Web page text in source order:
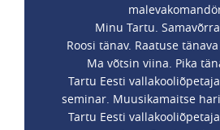
Minu Tartu.
Roosi tänav. Raatuse
Ma võtsin viina. Pika
Tartu Eesti
seminar. Muusikamaitse
Tartu Eesti